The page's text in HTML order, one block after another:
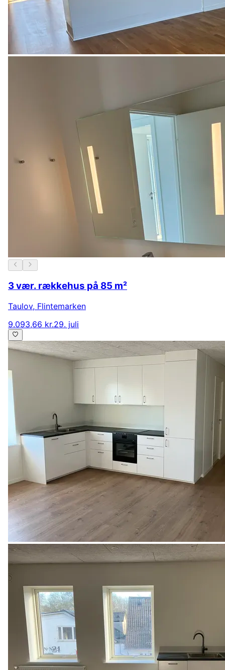
3 vær. rækkehus på 85 m²
Taulov, Flintemarken
9.093,66 kr.29. juli